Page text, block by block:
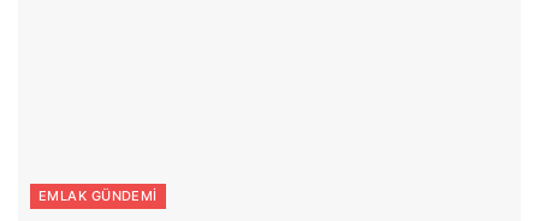
EMLAK GÜNDEMI